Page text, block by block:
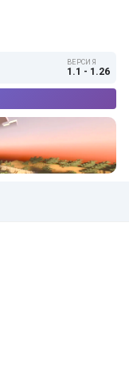
ВЕРСИЯ
1.1 - 1.26